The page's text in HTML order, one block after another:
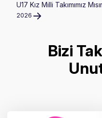
U17 Kız Milli Takımımız
2026
Bizi